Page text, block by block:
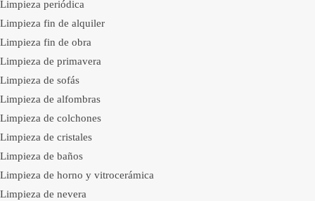
Limpieza periódica
Limpieza fin de alquiler
Limpieza fin de obra
Limpieza de primavera
Limpieza de sofás
Limpieza de alfombras
Limpieza de colchones
Limpieza de cristales
Limpieza de baños
Limpieza de horno y vitrocerámica
Limpieza de nevera